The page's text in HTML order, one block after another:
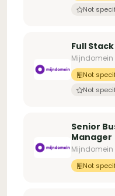
Not
Full
Mijndomein
Not
Not
Senior
Manager
Mijndomein
Not